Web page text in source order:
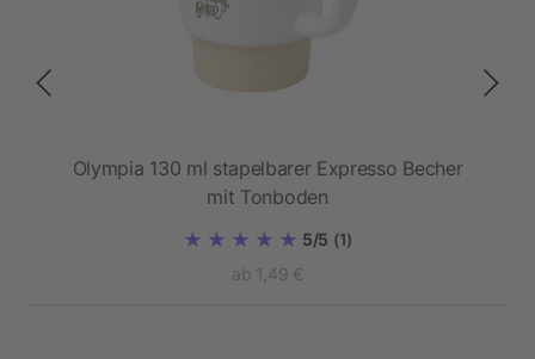
Olympia 130 ml stapelbarer Expresso Becher
mit Tonboden
5/5 (1)
ab 1,49 €